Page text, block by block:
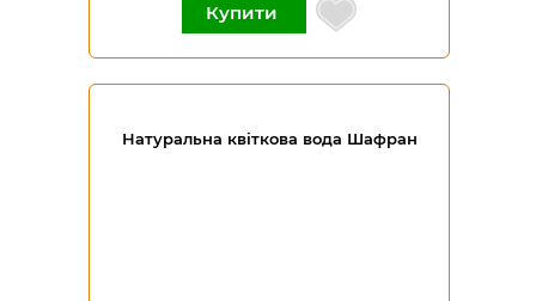
Купити
Натуральна квіткова вода Шафран